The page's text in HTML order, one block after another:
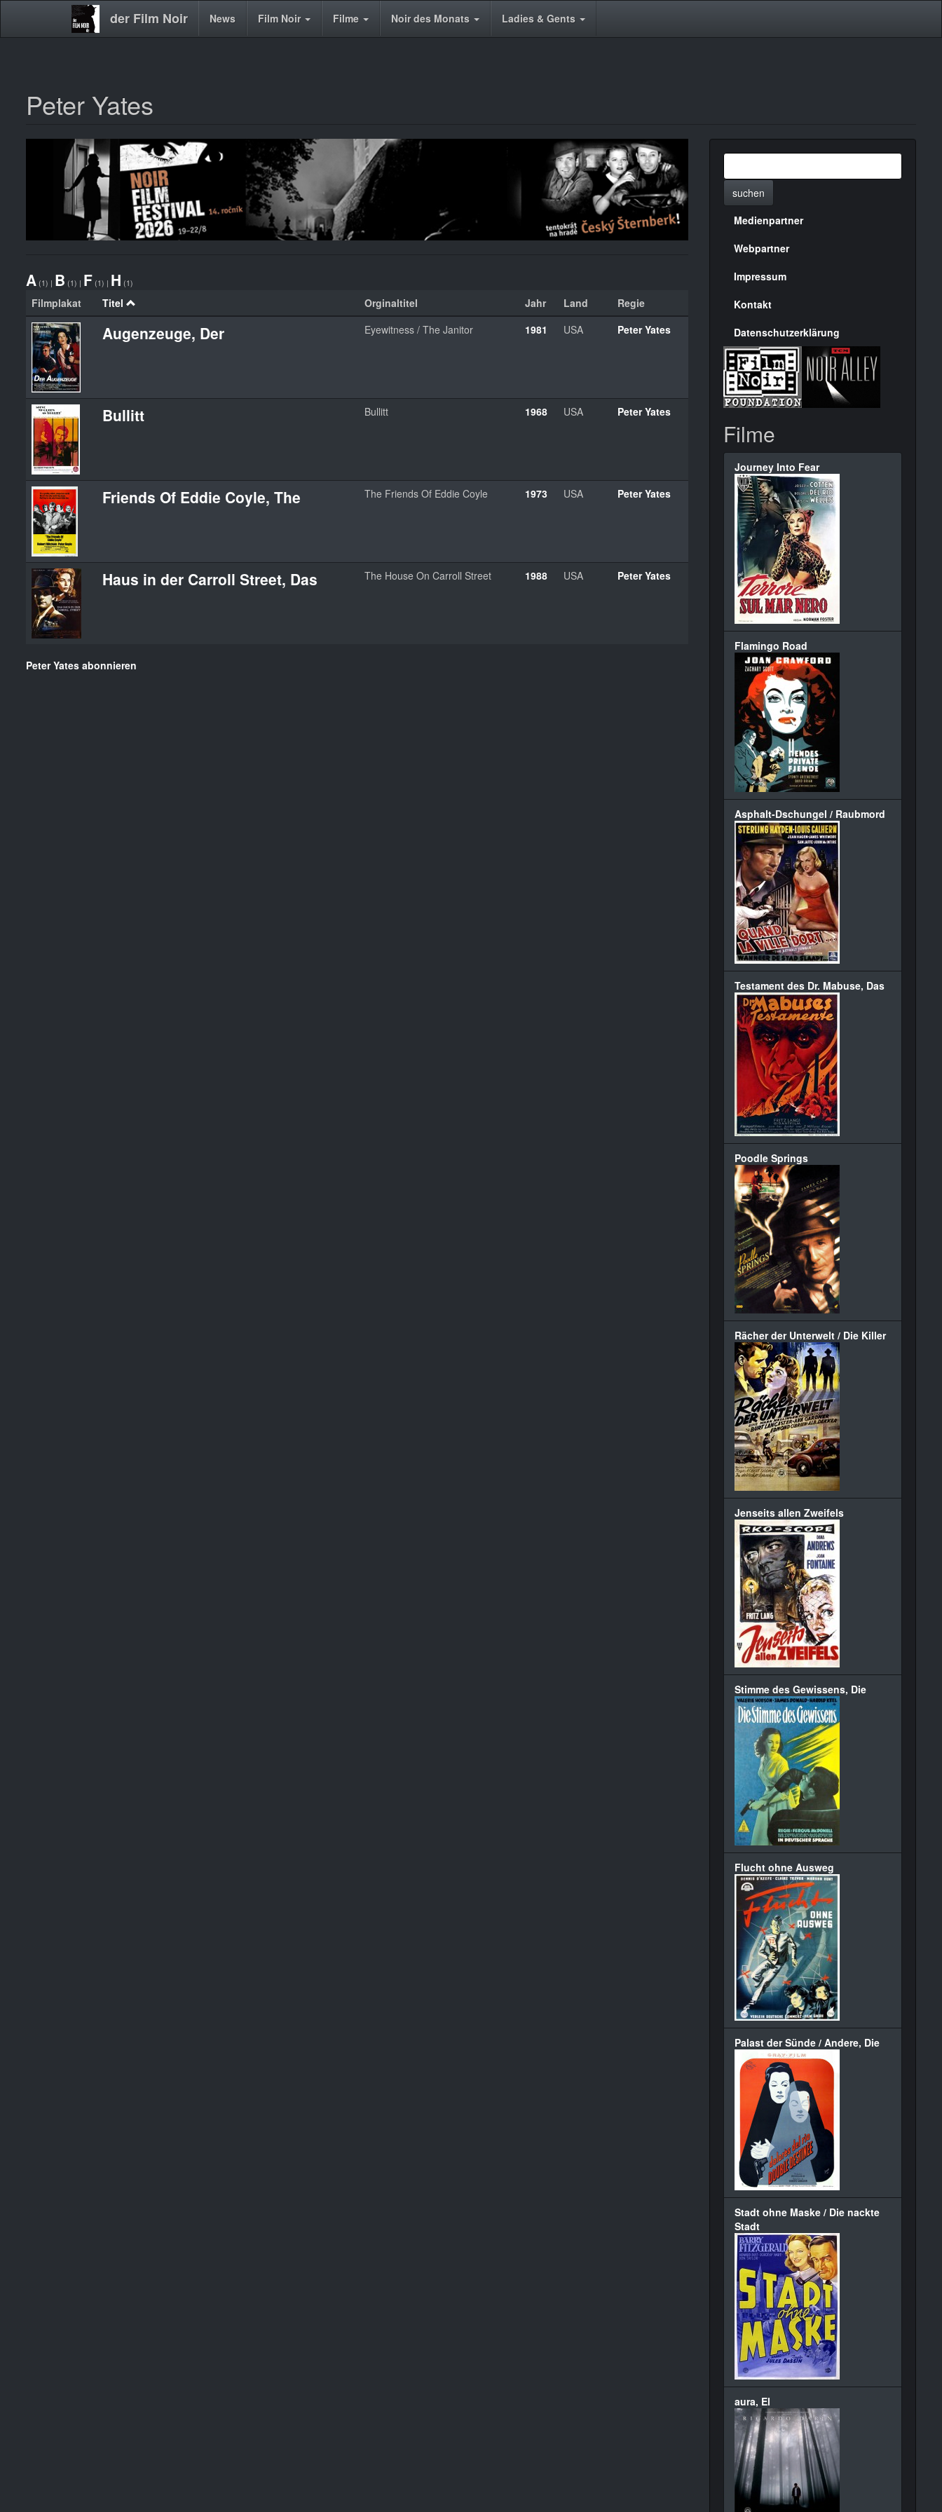
der Film Noir
Main News Film Noir Filme Noir des Monats Ladies & Gents
Peter Yates
A (1) | B (1) | F (1) | H (1)
Filmplakat Titel Orginaltitel Jahr Land Regie
Augenzeuge, Der Eyewitness / The Janitor 1981 USA Peter Yates
Bullitt Bullitt 1968 USA Peter Yates
Friends Of Eddie Coyle, The The Friends Of Eddie Coyle 1973 USA Peter Yates
Haus in der Carroll Street, Das The House On Carroll Street 1988 USA Peter Yates
Peter Yates abonnieren
suchen
Menülinks
rechte
Seite
Medienpartner
Webpartner
Impressum
Kontakt
Datenschutzerklärung
Filme
Journey Into Fear
Flamingo Road
Asphalt-Dschungel / Raubmord
Testament des Dr. Mabuse, Das
Poodle Springs
Rächer der Unterwelt / Die Killer
Jenseits allen Zweifels
Stimme des Gewissens, Die
Flucht ohne Ausweg
Palast der Sünde / Andere, Die
Stadt ohne Maske / Die nackte
Stadt
aura, El